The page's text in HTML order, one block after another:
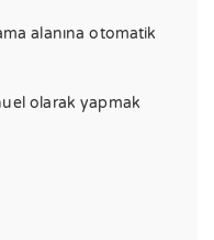
alanına otomatik
olarak yapmak